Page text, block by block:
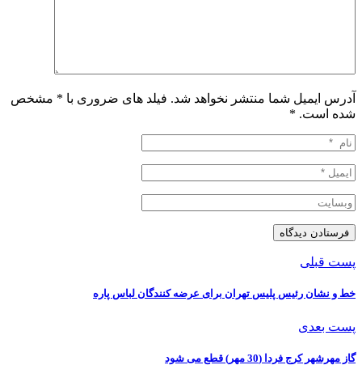
آدرس ایمیل شما منتشر نخواهد شد. فیلد های ضروری با * مشخص
شده است. *
پست قبلی
️خط و نشان رئیس پلیس تهران برای عرضه کنندگان لباس پاره
پست بعدی
گاز مهرشهر کرج فردا (30 مهر) قطع می شود